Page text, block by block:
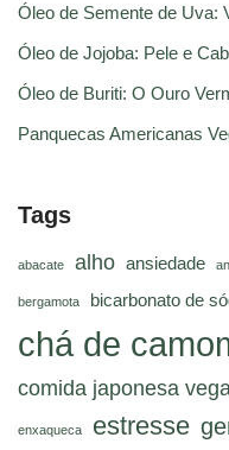
Óleo de Semente de Uva:
Óleo de Jojoba: Pele e
Óleo de Buriti: O Ouro
Panquecas Americanas
Tags
abacate alho ansiedade
bergamota bicarbonato de
chá de
comida japonesa
enxaqueca estresse